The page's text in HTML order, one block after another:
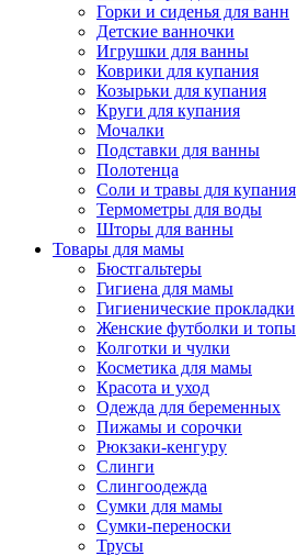
Горки и сиденья для ванн
Детские ванночки
Игрушки для ванны
Коврики для купания
Козырьки для купания
Круги для купания
Мочалки
Подставки для ванны
Полотенца
Соли и травы для купания
Термометры для воды
Шторы для ванны
Товары для мамы
Бюстгальтеры
Гигиена для мамы
Гигиенические прокладки
Женские футболки и топы
Колготки и чулки
Косметика для мамы
Красота и уход
Одежда для беременных
Пижамы и сорочки
Рюкзаки-кенгуру
Слинги
Слингоодежда
Сумки для мамы
Сумки-переноски
Трусы